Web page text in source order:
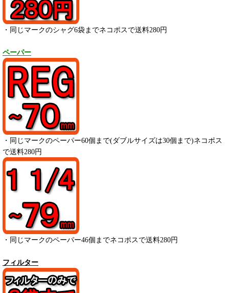
・同じマークのシャグ6袋までネコポスで送料280円
ペーパー
・ 同じマークのペーパー60個まで(ダブルサイズは30個まで)ネコポス
で送料280円
・ 同じマークのペーパー46個までネコポスで送料280円
フィルター